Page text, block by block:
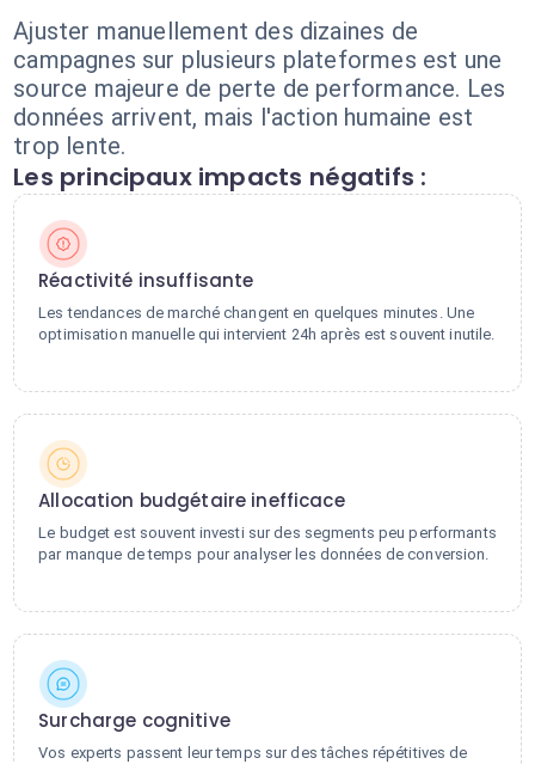
Ajuster manuellement des dizaines de
campagnes sur plusieurs plateformes est une
source majeure de perte de performance. Les
données arrivent, mais l'action humaine est
trop lente.
Les principaux impacts négatifs :
Réactivité insuffisante
Les tendances de marché changent en quelques minutes. Une
optimisation manuelle qui intervient 24h après est souvent inutile.
Allocation budgétaire inefficace
Le budget est souvent investi sur des segments peu performants
par manque de temps pour analyser les données de conversion.
Surcharge cognitive
Vos experts passent leur temps sur des tâches répétitives de